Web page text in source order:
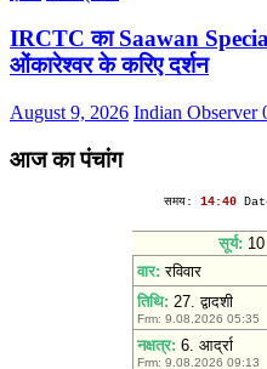
IRCTC का Saawan
ओंकारेश्वर के करिए दर्शन
August 9, 2026 Indian Observer
आज का पंचांग